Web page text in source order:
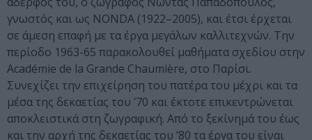
γνωστός και ως NONDA (1922–2005), και έτσι έρχεται
σε άμεση επαφή με τα έργα μεγάλων καλλιτεχνών. Την
περίοδο 1963-65 παρακολουθεί μαθήματα σχεδίου στην
Académie de la Grande Chaumière, στο Παρίσι.
Συνεχίζει την επιχείρηση του πατέρα του μέχρι και τα
μέσα της δεκαετίας του ’70 και έκτοτε επικεντρώνεται
αποκλειστικά στη ζωγραφική. Από το ξεκίνημά του έως
και την αρχή της δεκαετίας του ’80 τα έργα του είναι